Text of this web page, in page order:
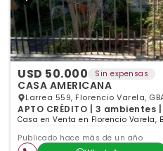
USD 50.000 Sin expensas
CASA AMERICANA
Larrea 559, Florencio Varela,
APTO CRÉDITO | 3
Casa en Venta en Florencio Varela,
Publicado hace más de un año